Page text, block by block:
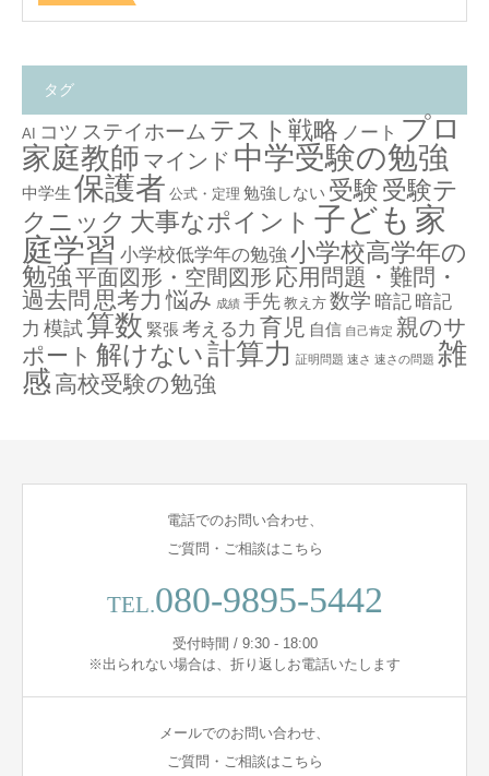
タグ
AI コツ ステイホーム テスト戦略 ノート プロ
家庭教師 マインド 中学受験の勉強
中学生 保護者 公式・定理 勉強しない 受験 受験テ
クニック 大事なポイント 子ども 家
庭学習 小学校低学年の勉強 小学校高学年の
勉強平面図形・空間図形 応用問題・難問・
過去問 思考力 悩み 成績 手先 教え方 数学 暗記 暗記
力 模試算数 緊張 考える力 育児 自信 自己肯定 親のサ
ポート 解けない計算力 証明問題 速さ 速さの問題 雑
感 高校受験の勉強
電話でのお問い合わせ、
ご質問・ご相談はこちら
TEL.080-9895-5442
受付時間 / 9:30 - 18:00
※出られない場合は、折り返しお電話いたします
メールでのお問い合わせ、
ご質問・ご相談はこちら